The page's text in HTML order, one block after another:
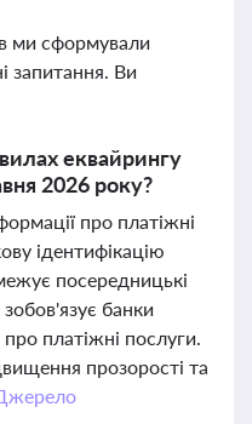
ми сформували
запитання. Ви
еквайрингу
2026 року?
про платіжні
ідентифікацію
посередницькі
банки
платіжні послуги.
прозорості та